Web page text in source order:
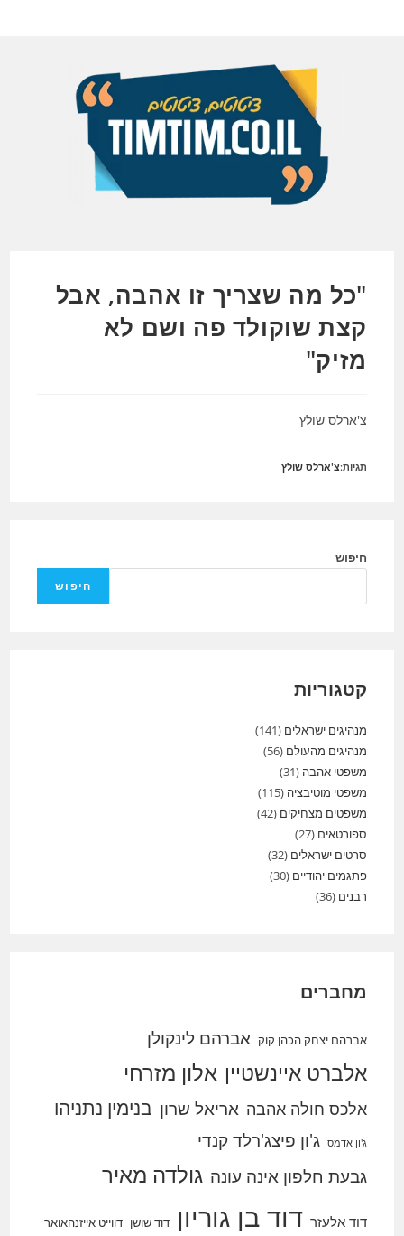
"כל מה שצריך זו אהבה, אבל
קצת שוקולד פה ושם לא
מזיק"
צ'ארלס שולץ
תגיות:צ'ארלס שולץ
חיפוש
חיפוש
קטגוריות
מנהיגים ישראלים (141)
מנהיגים מהעולם (56)
משפטי אהבה (31)
משפטי מוטיבציה (115)
משפטים מצחיקים (42)
ספורטאים (27)
סרטים ישראלים (32)
פתגמים יהודיים (30)
רבנים (36)
מחברים
אברהם יצחק הכהן קוק אברהם לינקולן
אלברט איינשטיין אלון מזרחי
אלכס חולה אהבה אריאל שרון בנימין נתניהו
ג'ון אדמס ג'ון פיצג'רלד קנדי
גבעת חלפון אינה עונה גולדה מאיר
דוד אלעזר דוד בן גוריון דוד שושן דווייט אייזנהאואר